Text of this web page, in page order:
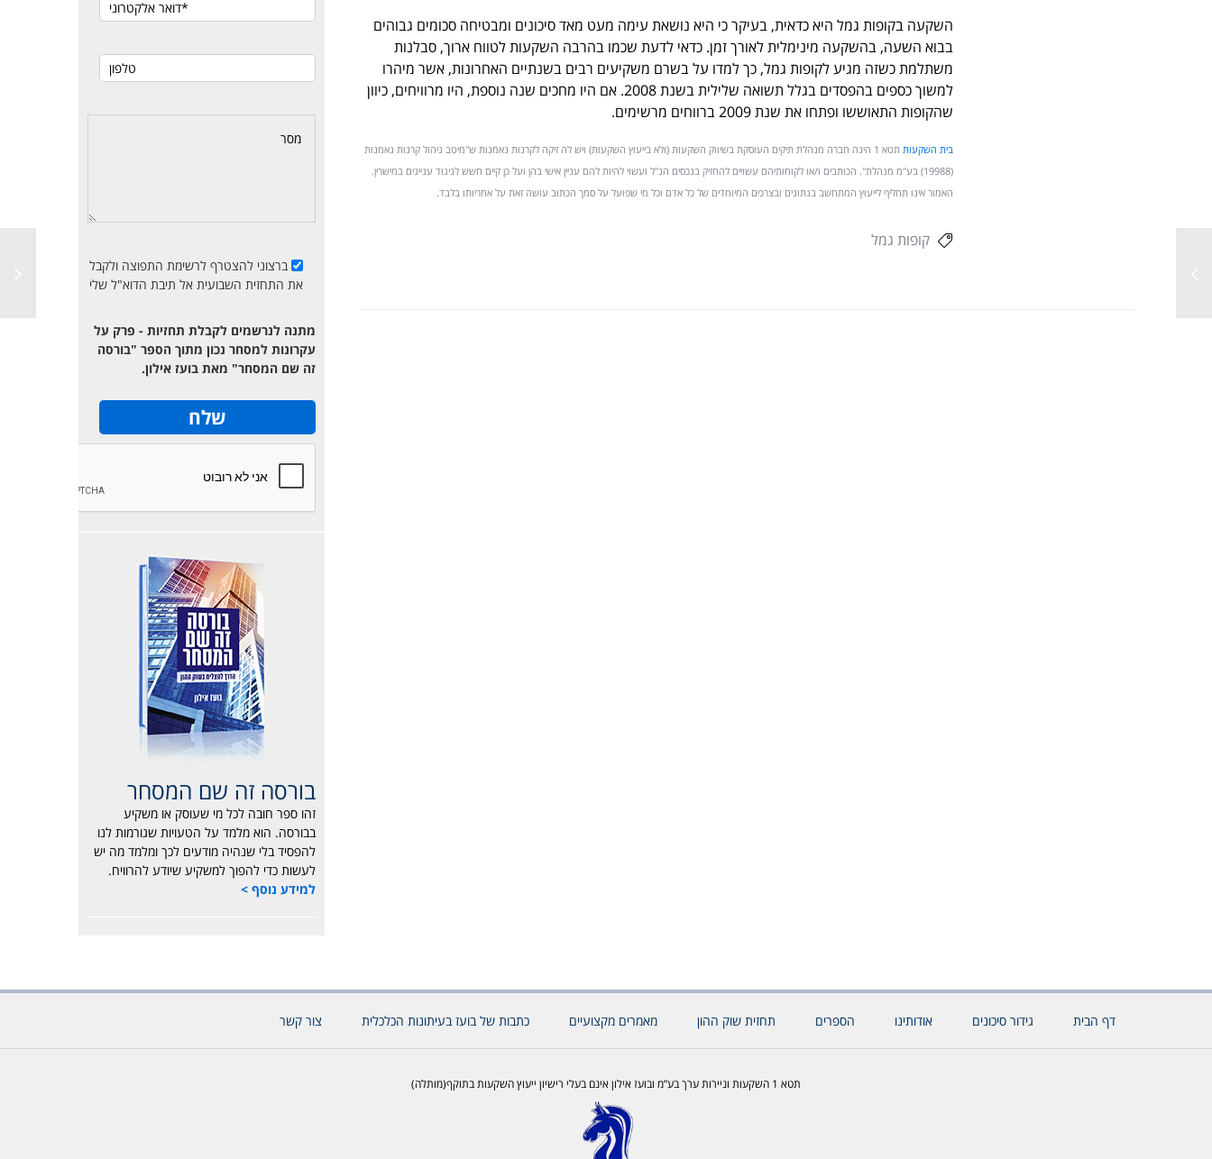
השקעה בקופות גמל היא כדאית, בעיקר כי היא נושאת עימה מעט מאד סיכונים ומבטיחה סכומים גבוהים
בבוא השעה, בהשקעה מינימלית לאורך זמן. כדאי לדעת שכמו בהרבה השקעות לטווח ארוך, סבלנות
משתלמת כשזה מגיע לקופות גמל, כך למדו על בשרם משקיעים רבים בשנתיים האחרונות, אשר מיהרו
למשוך כספים בהפסדים בגלל תשואה שלילית בשנת 2008. אם היו מחכים שנה נוספת, היו מרוויחים, כיוון
שהקופות התאוששו ופתחו את שנת 2009 ברווחים מרשימים.
בית השקעות
תטא 1 הינה חברה מנהלת תיקים העוסקת בשיווק השקעות (ולא בייעוץ השקעות) ויש לה זיקה לקרנות נאמנות ש"מיטב ניהול קרנות נאמנות
(19988) בע"מ מנהלת". הכותבים ו/או לקוחותיהם עשויים להחזיק בנכסים הנ"ל ועשוי להיות להם עניין אישי בהן ועל כן קיים חשש לניגוד עניינים במישרין.
האמור אינו תחליף לייעוץ המתחשב בנתונים ובצרכים המיוחדים של כל אדם וכל מי שפועל על סמך הכתוב עושה זאת על אחריותו בלבד.
קופות גמל
ברצוני להצטרף לרשימת התפוצה ולקבל
את התחזית השבועית אל תיבת הדוא"ל שלי
מתנה לנרשמים לקבלת תחזיות - פרק על
עקרונות למסחר נכון מתוך הספר "בורסה
זה שם המסחר" מאת בועז אילון.
בורסה זה שם המסחר
זהו ספר חובה לכל מי שעוסק או משקיע
בבורסה. הוא מלמד על הטעויות שגורמות לנו
להפסיד בלי שנהיה מודעים לכך ומלמד מה יש
לעשות כדי להפוך למשקיע שיודע להרוויח.
למידע נוסף >
דף הבית גידור סיכונים אודותינו הספרים תחזית שוק ההון מאמרים מקצועיים כתבות של בועז בעיתונות הכלכלית צור קשר
תטא 1 השקעות וניירות ערך בע”מ ובועז אילון אינם בעלי רישיון ייעוץ השקעות בתוקף(מותלה)